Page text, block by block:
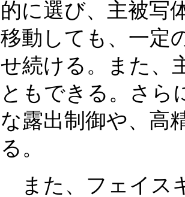
的に選び、主被写
移動しても、一定
せ続ける。また、
ともできる。さら
な露出制御や、高
る。
また、フェイス